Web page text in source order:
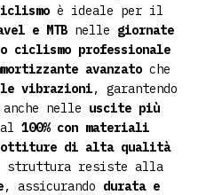
è ideale per il
e MTB nelle giornate
ciclismo professionale
avanzato che
vibrazioni, garantendo
anche nelle uscite più
100% con materiali
di alta qualità
struttura resiste alla
, assicurando durata e